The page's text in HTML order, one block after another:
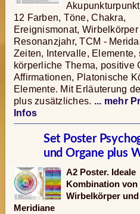
12 Farben, Töne, Chakra,
Ereignismonat, Wirbelkörper
Resonanzjahr, TCM -
Zeiten, Intervalle, Elemente,
körperliche Thema, positive
Affirmationen, Platonische
Elemente. Mit Erläuterung
plus zusätzliches. ... mehr
Infos
Set Poster
und Organe plus
A2 Poster. Ideale
Kombination von
Wirbelkörper und
Meridiane